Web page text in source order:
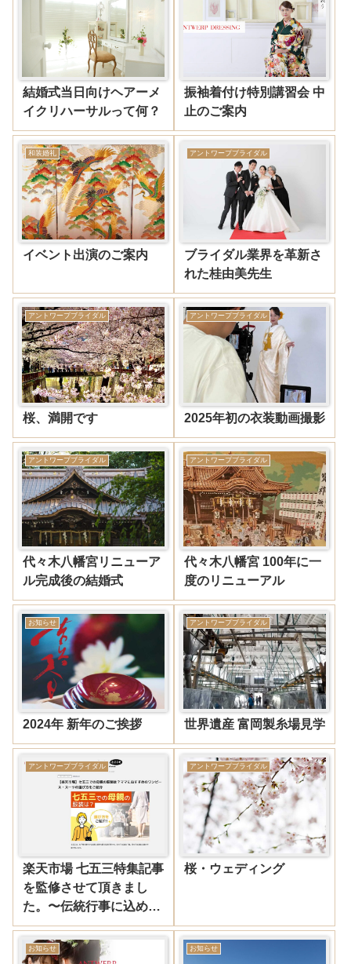
結婚式当日向けヘアーメ
イクリハーサルって何？
振袖着付け特別講習会 中
止のご案内
和装婚礼
イベント出演のご案内
アントワープブライダル
ブライダル業界を革新さ
れた桂由美先生
アントワープブライダル
桜、満開です
アントワープブライダル
2025年初の衣装動画撮影
アントワープブライダル
代々木八幡宮リニューア
ル完成後の結婚式
アントワープブライダル
代々木八幡宮 100年に一
度のリニューアル
お知らせ
2024年 新年のご挨拶
アントワープブライダル
世界遺産 富岡製糸場見学
アントワープブライダル
楽天市場 七五三特集記事
を監修させて頂きまし
た。〜伝統行事に込め
た“晴れの日”の装い〜
アントワープブライダル
桜・ウェディング
お知らせ お知らせ